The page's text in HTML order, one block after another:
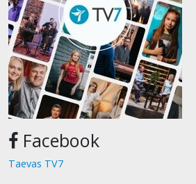
Facebook
Taevas TV7